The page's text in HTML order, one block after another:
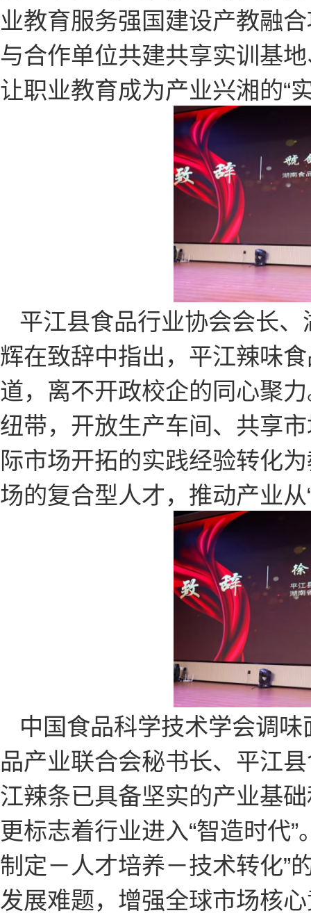
业教育服务强国建设产教融
与合作单位共建共享实训基
让职业教育成为产业兴湘的“
平江县食品行业协会会长
辉在致辞中指出，平江辣味
道，离不开政校企的同心聚
纽带，开放生产车间、共享
际市场开拓的实践经验转化
场的复合型人才，推动产业从
中国食品科学技术学会调
品产业联合会秘书长、平江
江辣条已具备坚实的产业基
更标志着行业进入“智造时代
制定－人才培养－技术转化”
发展难题，增强全球市场核